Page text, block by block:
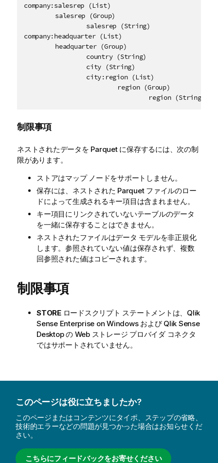
company:salesrep (List)
company:headquarter (List)
				region (String)
制限事項
ネストされたデータを Parquetに保存するには、次の制
限があります。
ストアはマップ ノードをサポートしません。
保存には、ネストされた Parquet ファイルのロー
ドによって生成されるキー項目は含まれません。
キー項目にリンクされていないテーブルのデータ
を一緒に保存することはできません。
ネストされたファイルはデータ モデルを非正規化
します。参照されていない値は保存されず、複数
回参照された値はコピーされます。
制限事項
STOREロードスクリプト ステートメントは、 Qlik
Sense Enterprise on WindowsおよびQlik Sense
Desktopの Web ストレージ プロバイダ コネクタ
ではサポートされていません。
このページは役に立ちましたか?
このページまたはコンテンツにタイポ、ステップの省略、
技術的エラーなどの問題が見つかった場合はお知らせくだ
さい。
こちらにフィードバックをお寄せください